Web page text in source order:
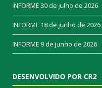
INFORME 30 de julho de 2026
INFORME 18 de junho de 2026
INFORME 9 de junho de 2026
DESENVOLVIDO POR CR2